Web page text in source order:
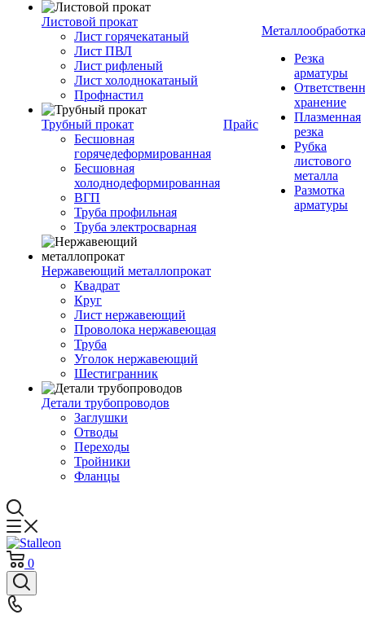
Листовой прокат
Лист горячекатаный
Лист ПВЛ
Лист рифленый
Лист холоднокатаный
Профнастил
Трубный прокат
Бесшовная
горячедеформированная
Бесшовная
холоднодеформированная
ВГП
Труба профильная
Труба электросварная
Нержавеющий металлопрокат
Квадрат
Круг
Лист нержавеющий
Проволока нержавеющая
Труба
Уголок нержавеющий
Шестигранник
Детали трубопроводов
Заглушки
Отводы
Переходы
Тройники
Фланцы
Прайс
Металлообработка
Резка
арматуры
хранение
Плазменная
резка
Рубка
листового
металла
Размотка
арматуры
0